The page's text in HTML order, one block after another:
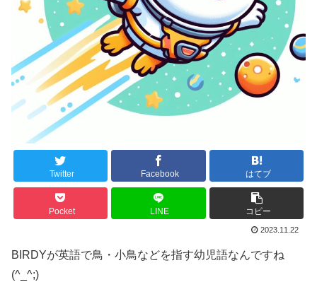
Twitter Facebook はてブ
Pocket LINE コピー
2023.11.22
BIRDYが英語で鳥・小鳥などを指す幼児語なんですね
(^_^;)